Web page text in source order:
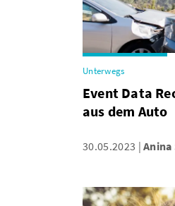
Unterwegs
Event Data
aus dem Auto
30.05.2023 Anina